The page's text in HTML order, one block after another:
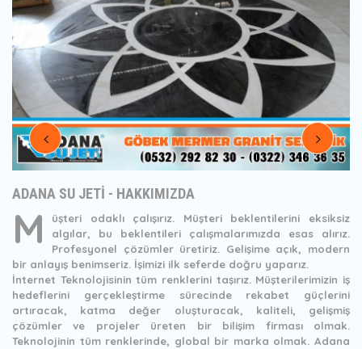
ADANA SU JETİ - HAKKIMIZDA
M
üşteri odaklı çalışırız. Müşteri beklentilerini eksiksiz
algılar, bu beklentileri çalışmalarımızda esas alırız.
Profesyonel çözümler üretiriz. Gelişime açık, modern
bir anlayış benimseriz. İşimizi ilk seferde doğru yaparız.
İnternet Teknolojisinin tüm renklerini taşırız. Müşterilerimizin iş
hedeflerini gerçekleştirme sürecinde rekabet güçlerini
artıracak, katma değer oluşturacak, kaliteli, gelişmiş
çözümler ve projeler üreten bir bilişim firması olmak.
Teknolojinin tüm renklerinde, global bir marka olmak. Adana